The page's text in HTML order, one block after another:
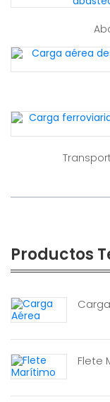
Productos
Flete